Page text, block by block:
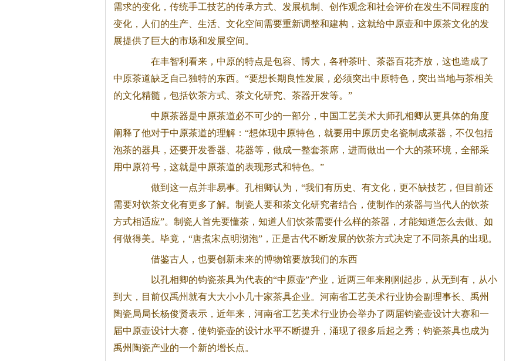
需求的变化，传统手工技艺的传承方式、发展机制、创作观念和社会评价在发生不同程度的
变化，人们的生产、生活、文化空间需要重新调整和建构，这就给中原壶和中原茶文化的发
展提供了巨大的市场和发展空间。
在丰智利看来，中原的特点是包容、博大，各种茶叶、茶器百花齐放，这也造成了
中原茶道缺乏自己独特的东西。“要想长期良性发展，必须突出中原特色，突出当地与茶相关
的文化精髓，包括饮茶方式、 茶文化研究、 茶器开发等。”
中原茶器是中原茶道必不可少的一部分，中国工艺美术大师孔相卿从更具体的角度
阐释了他对于中原茶道的理解：“想体现中原特色，就要用中原历史名瓷制成茶器，不仅包括
泡茶的器具，还要开发香器、花器等，做成一整套茶席，进而做出一个大的茶环境，全部采
用中原符号，这就是中原茶道的表现形式和特色。”
做到这一点并非易事。孔相卿认为，“我们有历史、有文化，更不缺技艺，但目前还
需要对饮茶文化有更多了解。制瓷人要和茶文化研究者结合，使制作的茶器与当代人的饮茶
方式相适应”。制瓷人首先要懂茶，知道人们饮茶需要什么样的茶器，才能知道怎么去做、如
何做得美。毕竟，“唐煮宋点明沏泡”，正是古代不断发展的饮茶方式决定了不同茶具的出现。
借鉴古人，也要创新未来的博物馆要放我们的东西
以孔相卿的钧瓷茶具为代表的“中原壶”产业，近两三年来刚刚起步，从无到有，从小
到大，目前仅禹州就有大大小小几十家茶具企业。河南省工艺美术行业协会副理事长、禹州
陶瓷局局长杨俊贤表示，近年来，河南省工艺美术行业协会举办了两届钧瓷壶设计大赛和一
届中原壶设计大赛，使钧瓷壶的设计水平不断提升，涌现了很多后起之秀；钧瓷茶具也成为
禹州陶瓷产业的一个新的增长点。